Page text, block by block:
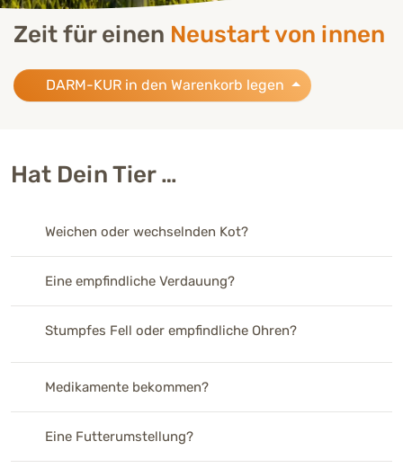
Zeit für einen Neustart von innen
DARM-KUR in den Warenkorb legen
Hat Dein Tier …
Weichen oder wechselnden Kot?
Eine empfindliche Verdauung?
Stumpfes Fell oder empfindliche Ohren?
Medikamente bekommen?
Eine Futterumstellung?